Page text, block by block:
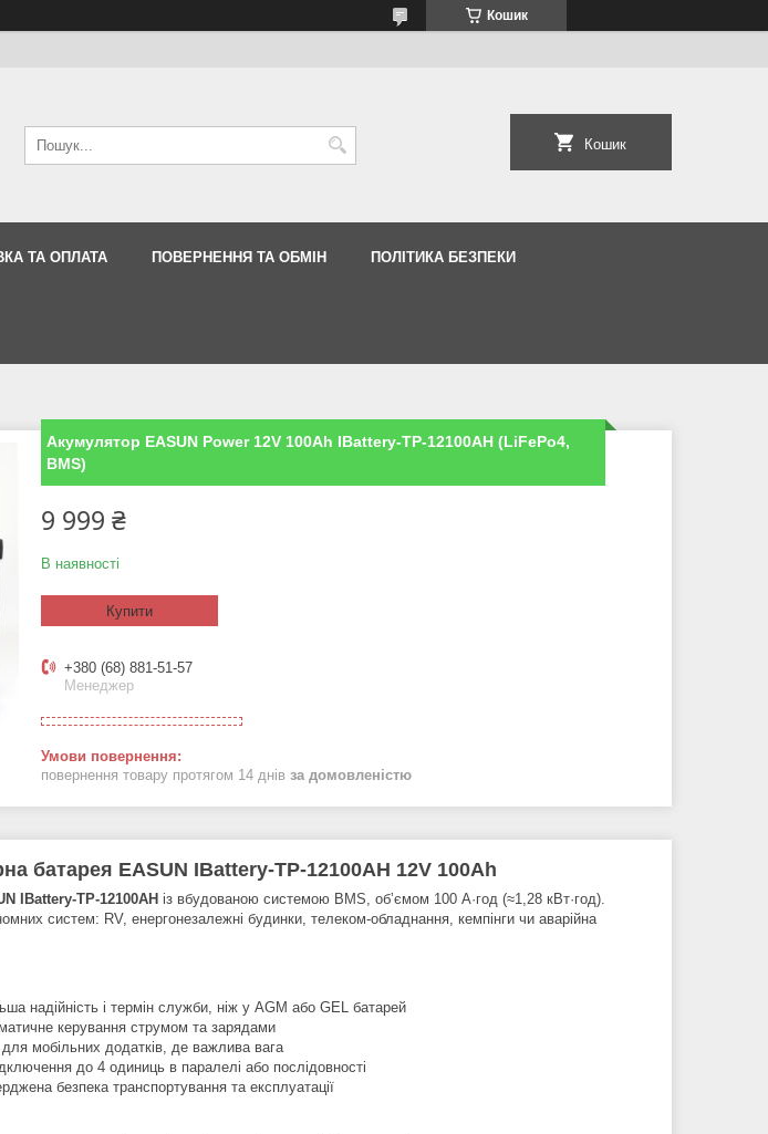
Кошик
Кошик
ТА ОПЛАТА ПОВЕРНЕННЯ ТА ОБМІН ПОЛІТИКА БЕЗПЕКИ
Акумулятор EASUN Power 12V 100Ah IBattery-TP-12100AH (LiFePo4,
BMS)
9 999 ₴
В наявності
Купити
+380 (68) 881-51-57
Менеджер
повернення товару протягом 14 днів за домовленістю
батарея EASUN IBattery-TP-12100AH 12V 100Ah
IBattery-TP-12100AH із вбудованою системою BMS, обʼємом 100 А·год (≈1,28 кВт·год).
систем: RV, енергонезалежні будинки, телеком-обладнання, кемпінги чи аварійна
надійність і термін служби, ніж у AGM або GEL батарей
керування струмом та зарядами
мобільних додатків, де важлива вага
до 4 одиниць в паралелі або послідовності
безпека транспортування та експлуатації